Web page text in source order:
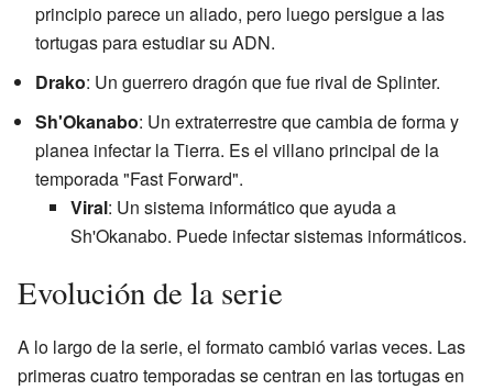
principio parece un aliado, pero luego persigue a las
tortugas para estudiar su ADN.
Drako: Un guerrero dragón que fue rival de Splinter.
Sh'Okanabo: Un extraterrestre que cambia de forma y
planea infectar la Tierra. Es el villano principal de la
temporada "Fast Forward".
Viral: Un sistema informático que ayuda a
Sh'Okanabo. Puede infectar sistemas informáticos.
Evolución de la serie
A lo largo de la serie, el formato cambió varias veces. Las
primeras cuatro temporadas se centran en las tortugas en